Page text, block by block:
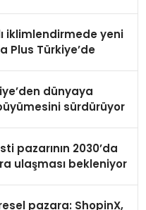
iklimlendirmede yeni
Plus Türkiye’de
dünyaya
sürdürüyor
pazarının 2030’da
ulaşması bekleniyor
pazara: ShopinX,